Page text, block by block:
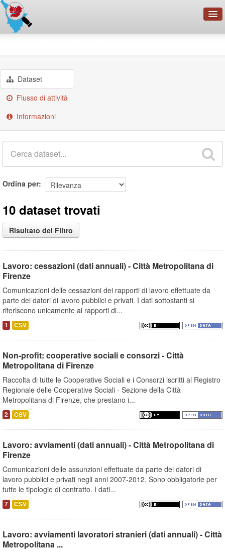
Dataset
Flusso di attività
Informazioni
Ordina per
10 dataset trovati
Risultato del Filtro
Lavoro: cessazioni (dati annuali) - Città Metropolitana di
Firenze
Comunicazioni delle cessazioni dei rapporti di lavoro effettuate da
parte dei datori di lavoro pubblici e privati. I dati sottostanti si
riferiscono unicamente ai rapporti di...
1 CSV
Non-profit: cooperative sociali e consorzi - Città
Metropolitana di Firenze
Raccolta di tutte le Cooperative Sociali e i Consorzi iscritti al Registro
Regionale delle Cooperative Sociali - Sezione della Città
Metropolitana di Firenze, che prestano i...
2 CSV
Lavoro: avviamenti (dati annuali) - Città Metropolitana di
Firenze
Comunicazioni delle assunzioni effettuate da parte dei datori di
lavoro pubblici e privati negli anni 2007-2012. Sono obbligatorie per
tutte le tipologie di contratto. I dati...
7 CSV
Lavoro: avviamenti lavoratori stranieri (dati annuali) - Città
Metropolitana ...